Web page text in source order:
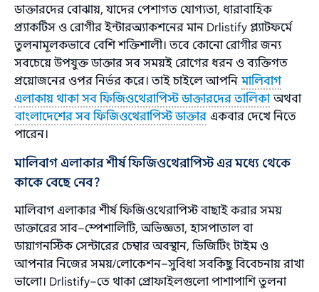
ডাক্তারদের বোঝায়, যাদের পেশাগত যোগ্যতা, ধারাবাহিক
প্র্যাকটিস ও রোগীর ইন্টারঅ্যাকশনের মান Drlistify প্ল্যাটফর্মে
তুলনামূলকভাবে বেশি শক্তিশালী। তবে কোনো রোগীর জন্য
সবচেয়ে উপযুক্ত ডাক্তার সব সময়ই রোগের ধরন ও ব্যক্তিগত
প্রয়োজনের ওপর নির্ভর করে। তাই চাইলে আপনিমালিবাগ
এলাকায় থাকা সব ফিজিওথেরাপিস্ট ডাক্তারদের তালিকাঅথবা
বাংলাদেশের সব ফিজিওথেরাপিস্ট ডাক্তার একবার দেখে নিতে
পারেন।
মালিবাগ এলাকার শীর্ষ ফিজিওথেরাপিস্ট এর মধ্যে থেকে
কাকে বেছে নেব?
মালিবাগ এলাকার শীর্ষ ফিজিওথেরাপিস্ট বাছাই করার সময়
ডাক্তারের সাব–স্পেশালিটি, অভিজ্ঞতা, হাসপাতাল বা
ডায়াগনস্টিক সেন্টারের চেম্বার অবস্থান, ভিজিটিং টাইম ও
আপনার নিজের সময়/লোকেশন–সুবিধা সবকিছু বিবেচনায় রাখা
ভালো। Drlistify–তে থাকা প্রোফাইলগুলো পাশাপাশি তুলনা